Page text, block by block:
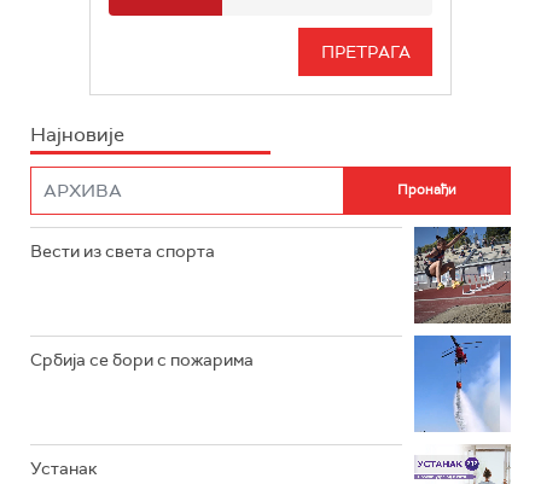
РАДИО БЕОГРАД 3
РАДИО РОКЕНРОЛЕР
РАДИО ЏЕЗЕР
Најновије
Вести из света спорта
Србија се бори с пожарима
Устанак